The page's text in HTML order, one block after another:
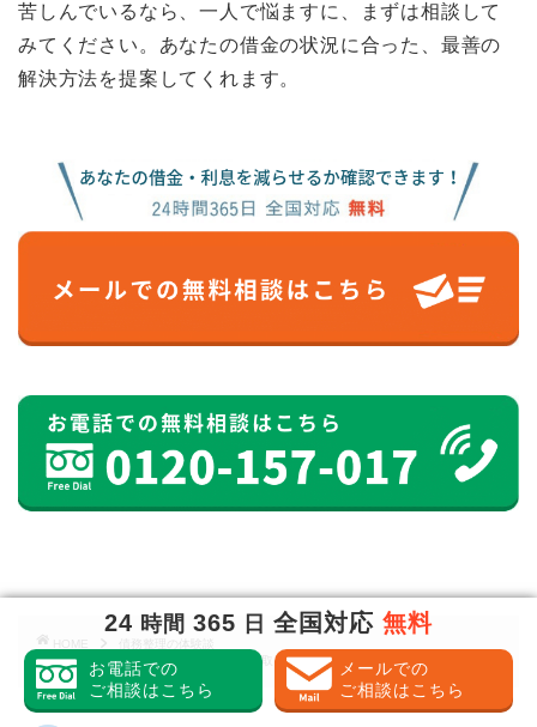
苦しんでいるなら、一人で悩ますに、まずは相談して
みてください。あなたの借金の状況に合った、最善の
解決方法を提案してくれます。
HOME
群馬銀行カードローン｜返済できず取り立てが来た！借金の救済方法とは？
24 時間 365 日 全国対応 無料
お電話での
ご相談はこちら
メールでの
ご相談はこちら